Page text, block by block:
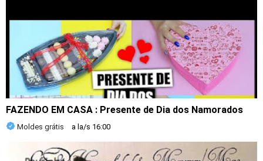
FAZENDO EM CASA : Presente de Dia dos Namorados
Moldes grátis a la/s 16:00